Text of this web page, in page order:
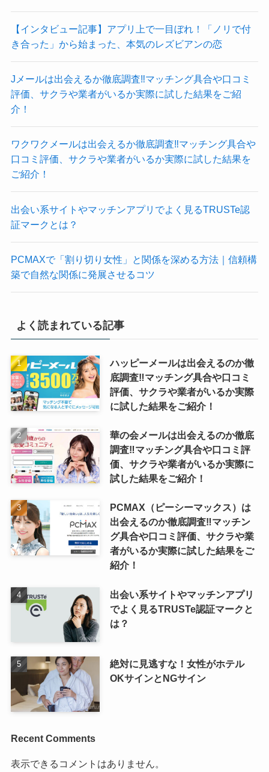
【インタビュー記事】アプリ上で一目ぼれ！「ノリで付
き合った」から始まった、本気のレズビアンの恋
Jメールは出会えるか徹底調査‼マッチング具合や口コミ
評価、サクラや業者がいるか実際に試した結果をご紹
介！
ワクワクメールは出会えるか徹底調査‼マッチング具合や
口コミ評価、サクラや業者がいるか実際に試した結果を
ご紹介！
出会い系サイトやマッチンアプリでよく見るTRUSTe認
証マークとは？
PCMAXで「割り切り女性」と関係を深める方法｜信頼構
築で自然な関係に発展させるコツ
よく読まれている記事
ハッピーメールは出会えるのか徹
底調査‼マッチング具合や口コミ
評価、サクラや業者がいるか実際
に試した結果をご紹介！
華の会メールは出会えるのか徹底
調査‼マッチング具合や口コミ評
価、サクラや業者がいるか実際に
試した結果をご紹介！
PCMAX（ピーシーマックス）は
出会えるのか徹底調査‼マッチン
グ具合や口コミ評価、サクラや業
者がいるか実際に試した結果をご
紹介！
出会い系サイトやマッチンアプリ
でよく見るTRUSTe認証マークと
は？
絶対に見逃すな！女性がホテル
OKサインとNGサイン
Recent Comments
表示できるコメントはありません。